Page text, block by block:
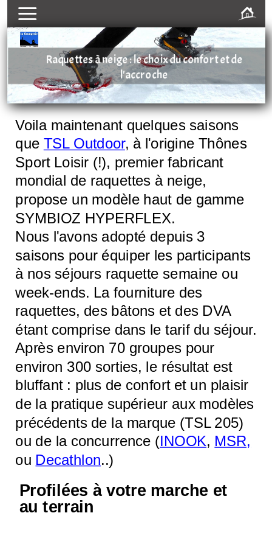
Raquettes à neige : le choix du confort et de
l'accroche
Voila maintenant quelques saisons
que TSL Outdoor, à l'origine Thônes
Sport Loisir (!), premier fabricant
mondial de raquettes à neige,
propose un modèle haut de gamme
SYMBIOZ HYPERFLEX.
Nous l'avons adopté depuis 3
saisons pour équiper les participants
à nos séjours raquette semaine ou
week-ends. La fourniture des
raquettes, des bâtons et des DVA
étant comprise dans le tarif du séjour.
Après environ 70 groupes pour
environ 300 sorties, le résultat est
bluffant : plus de confort et un plaisir
de la pratique supérieur aux modèles
précédents de la marque (TSL 205)
ou de la concurrence (INOOK, MSR,
ou Decathlon..)
Profilées à votre marche et
au terrain